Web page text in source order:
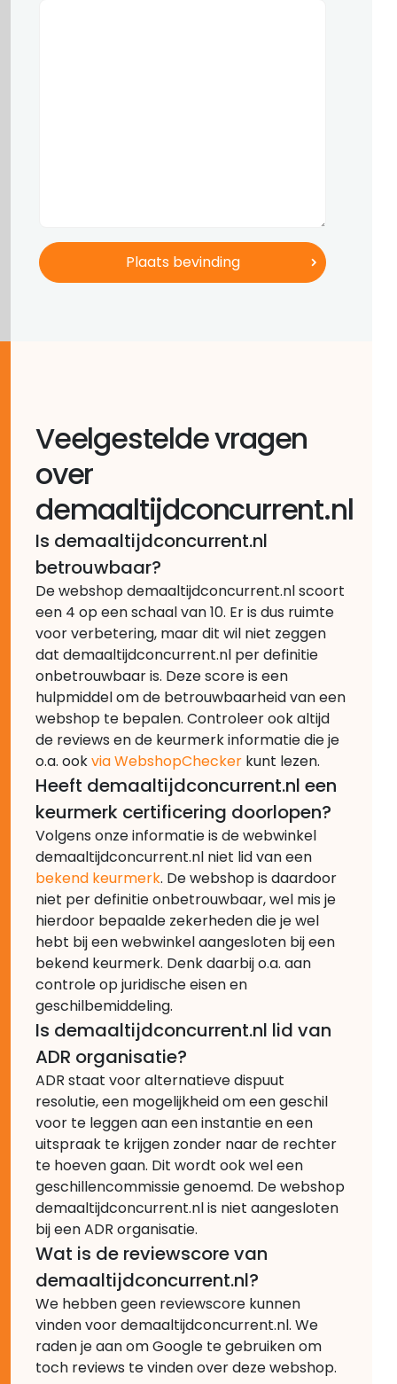
Veelgestelde vragen
over
demaaltijdconcurrent.nl
Is demaaltijdconcurrent.nl
betrouwbaar?
De webshop demaaltijdconcurrent.nl scoort
een 4 op een schaal van 10. Er is dus ruimte
voor verbetering, maar dit wil niet zeggen
dat demaaltijdconcurrent.nl per definitie
onbetrouwbaar is. Deze score is een
hulpmiddel om de betrouwbaarheid van een
webshop te bepalen. Controleer ook altijd
de reviews en de keurmerk informatie die je
o.a. ookvia WebshopChecker kunt lezen.
Heeft demaaltijdconcurrent.nl een
keurmerk certificering doorlopen?
Volgens onze informatie is de webwinkel
demaaltijdconcurrent.nl niet lid van een
bekend keurmerk. De webshop is daardoor
niet per definitie onbetrouwbaar, wel mis je
hierdoor bepaalde zekerheden die je wel
hebt bij een webwinkel aangesloten bij een
bekend keurmerk. Denk daarbij o.a. aan
controle op juridische eisen en
geschilbemiddeling.
Is demaaltijdconcurrent.nl lid van
ADR organisatie?
ADR staat voor alternatieve dispuut
resolutie, een mogelijkheid om een geschil
voor te leggen aan een instantie en een
uitspraak te krijgen zonder naar de rechter
te hoeven gaan. Dit wordt ook wel een
geschillencommissie genoemd. De webshop
demaaltijdconcurrent.nl is niet aangesloten
bij een ADR organisatie.
Wat is de reviewscore van
demaaltijdconcurrent.nl?
We hebben geen reviewscore kunnen
vinden voor demaaltijdconcurrent.nl. We
raden je aan om Google te gebruiken om
toch reviews te vinden over deze webshop.